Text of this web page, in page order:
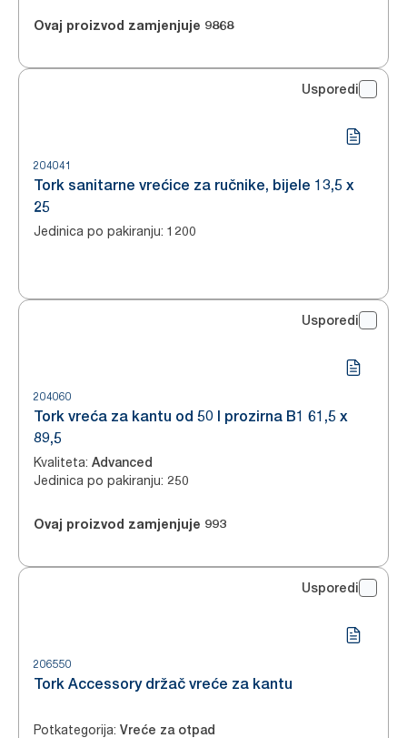
Ovaj proizvod zamjenjuje 9868
Usporedi
204041
Tork sanitarne vrećice za ručnike, bijele 13,5 x
25
Jedinica po pakiranju: 1200
Usporedi
204060
Tork vreća za kantu od 50 l prozirna B1 61,5 x
89,5
Kvaliteta: Advanced
Jedinica po pakiranju: 250
Ovaj proizvod zamjenjuje 993
Usporedi
206550
Tork Accessory držač vreće za kantu
Potkategorija: Vreće za otpad